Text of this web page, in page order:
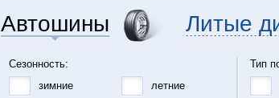
Автошины Литые
Сезонность:
зимние
летние
Тип